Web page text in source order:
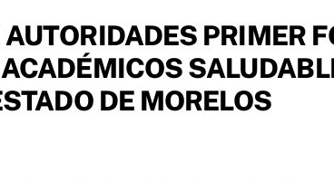
PRIMER
DE MORELOS